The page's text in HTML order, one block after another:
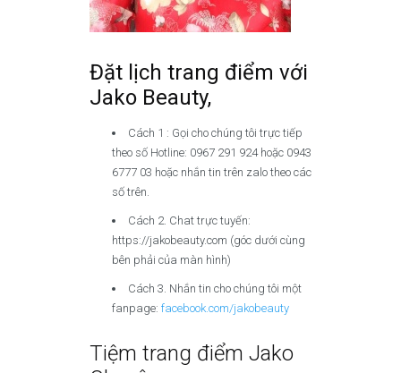
Đặt lịch trang điểm với
Jako Beauty,
Cách 1 : Gọi cho chúng tôi trực tiếp
theo số Hotline: 0967 291 924 hoặc 0943
6777 03 hoặc nhắn tin trên zalo theo các
số trên.
Cách 2. Chat trực tuyến:
https://jakobeauty.com (góc dưới cùng
bên phải của màn hình)
Cách 3. Nhắn tin cho chúng tôi một
fanpage: facebook.com/jakobeauty
Tiệm trang điểm Jako